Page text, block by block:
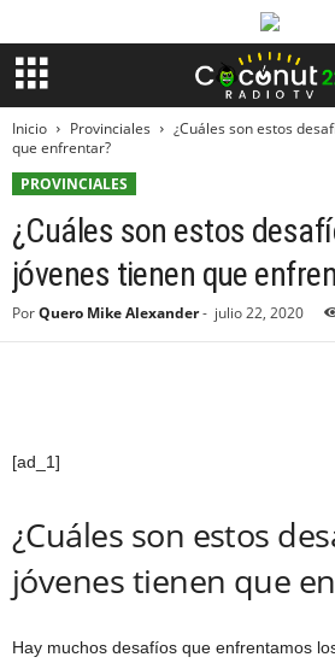
Inicio Provinciales
¿Cuáles son estos
que enfrentar?
PROVINCIALES
¿Cuáles son estos
jóvenes tienen que
PorQuero Mike Alexander- julio 22, 2020
[ad_1]
¿Cuáles son estos
jóvenes tienen que
Hay muchos desafíos que enfrentamos